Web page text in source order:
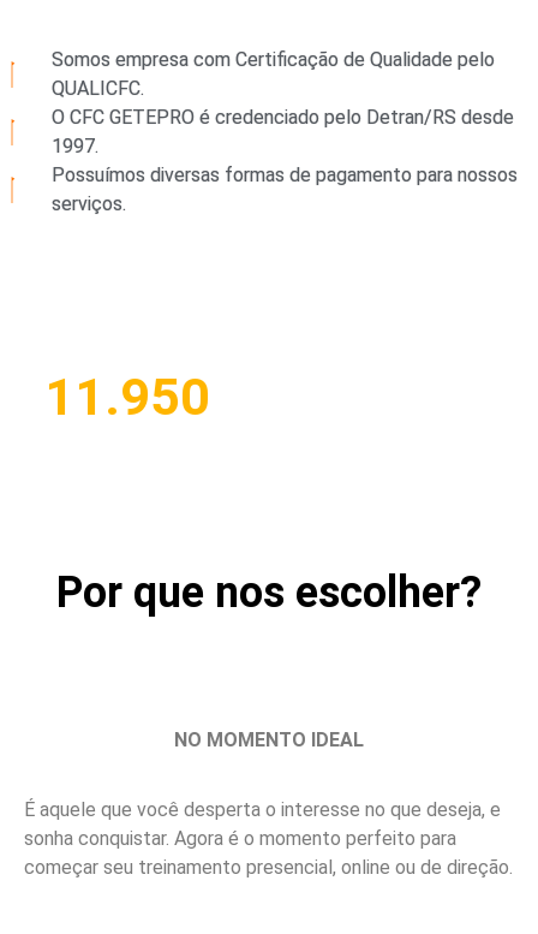
Somos empresa com Certificação de Qualidade pelo
QUALICFC.
O CFC GETEPRO é credenciado pelo Detran/RS desde
1997.
Possuímos diversas formas de pagamento para nossos
serviços.
11.950
Por que nos escolher?
NO MOMENTO IDEAL
É aquele que você desperta o interesse no que deseja, e
sonha conquistar. Agora é o momento perfeito para
começar seu treinamento presencial, online ou de direção.